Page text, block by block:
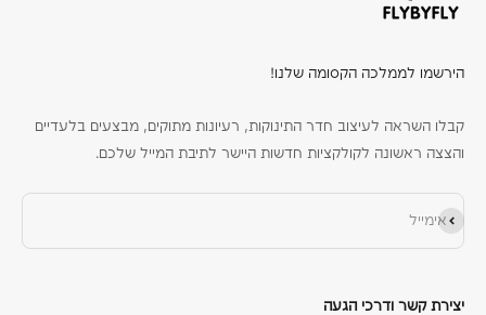
הירשמו לממלכה הקסומה שלנו!
קבלו השראה לעיצוב חדר התינוקות, רעיונות מתוקים, מבצעים בלעדיים
והצצה ראשונה לקולקציות חדשות היישר לתיבת המייל שלכם.
אימייל
הירשם כמנוי
יצירת קשר ודרכי הגעה